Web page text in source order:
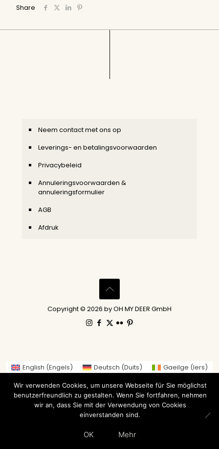
Share
Neem contact met ons op
Leverings- en betalingsvoorwaarden
Privacybeleid
Annuleringsvoorwaarden &
annuleringsformulier
AGB
Afdruk
Copyright © 2026 by OH MY DEER GmbH
English (Engels) Deutsch (Duits) Gaeilge (Iers)
Nederlands
Suomi( Fins) Français( Frans)
Italiano(Italiaans) 日本語 (Japans)
Noors Bokmål)
Wir verwenden Cookies, um unsere Webseite für Sie möglichst
benutzerfreundlich zu gestalten. Wenn Sie fortfahren, nehmen
wir an, dass Sie mit der Verwendung von Cookies
einverstanden sind.
OK Mehr